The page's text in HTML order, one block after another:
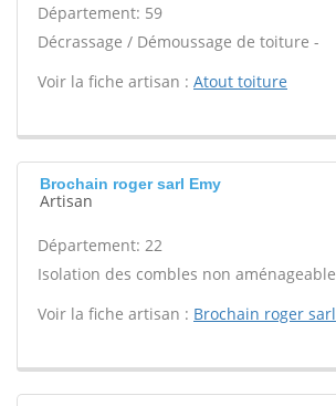
Département: 59
Décrassage / Démoussage de toiture -
Voir la fiche artisan : Atout toiture
Brochain roger sarl Emy
Artisan
Département: 22
Isolation des combles non
Voir la fiche artisan : Brochain roger sarl